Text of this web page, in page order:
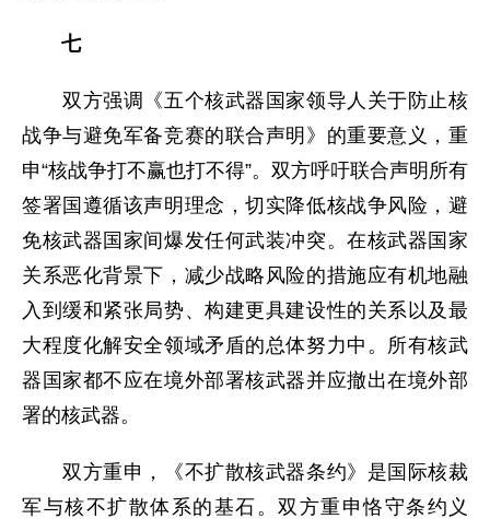
七
双方强调《五个核武器国家领导人关于防止核
战争与避免军备竞赛的联合声明》的重要意义，重
申“核战争打不赢也打不得”。双方呼吁联合声明所有
签署国遵循该声明理念，切实降低核战争风险，避
免核武器国家间爆发任何武装冲突。在核武器国家
关系恶化背景下，减少战略风险的措施应有机地融
入到缓和紧张局势、构建更具建设性的关系以及最
大程度化解安全领域矛盾的总体努力中。所有核武
器国家都不应在境外部署核武器并应撤出在境外部
署的核武器。
双方重申，《不扩散核武器条约》是国际核裁
军与核不扩散体系的基石。双方重申恪守条约义